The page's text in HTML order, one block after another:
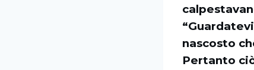
nascosto
Pertanto